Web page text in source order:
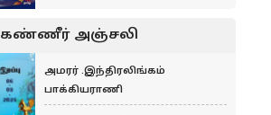
கண்ணீர் அஞ்சலி
அமரர் .இந்திரலிங்கம்
பாக்கியராணி